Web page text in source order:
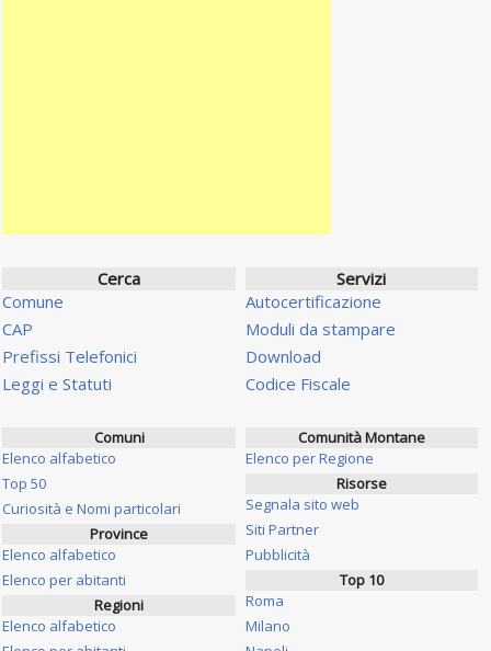
Cerca
Comune
CAP
Prefissi Telefonici
Leggi e Statuti
Servizi
Autocertificazione
Moduli da stampare
Download
Codice Fiscale
Comuni
Elenco alfabetico
Top 50
Curiosità e Nomi particolari
Province
Elenco alfabetico
Elenco per abitanti
Regioni
Elenco alfabetico
Comunità Montane
Elenco per Regione
Risorse
Segnala sito web
Siti Partner
Pubblicità
Top 10
Roma
Milano